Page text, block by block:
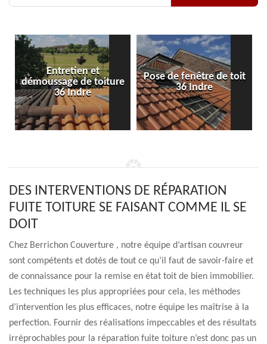
Entretien et
démoussage de toiture
36 Indre
Pose de fenêtre de toit
36 Indre
DES INTERVENTIONS DE RÉPARATION
FUITE TOITURE SE FAISANT COMME IL SE
DOIT
Chez Berrichon Couverture , notre équipe d’artisan couvreur
sont compétents et dotés de tout ce qu’il faut de savoir-faire et
de connaissance pour la remise en état toit de bien immobilier.
Les techniques les plus appropriées pour cela, les méthodes
d’intervention les plus efficaces, notre équipe les maîtrise à la
perfection. Fournir des réalisations impeccables et des résultats
irréprochables pour la réparation fuite toiture n’est donc pas un